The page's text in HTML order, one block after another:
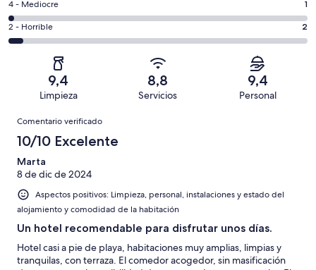
de
41
con
puntuación
un
total
de
puntuación
de
un
total
puntuación
Normal
1
comentarios
de
una
puntuación
Mediocre
4 - Mediocre 1
2
comentarios
41
una
puntuación
de
Horrible
2 - Horrible 2
9,4
Limpieza
8,8
Servicios
9,4
Personal
Comentarios
Comentario verificado
10/10 Excelente
Marta
8 de dic de 2024
Aspectos positivos: Limpieza, personal, instalaciones y estado del
alojamiento y comodidad de la habitación
Un hotel recomendable para disfrutar unos días.
Hotel casi a pie de playa, habitaciones muy amplias, limpias y
tranquilas, con terraza. El comedor acogedor, sin masificación